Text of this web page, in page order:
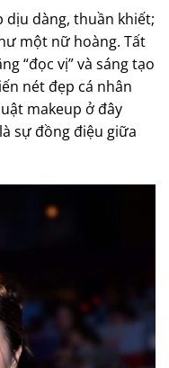
dịu dàng, thuần khiết;
một nữ hoàng. Tất
“đọc vị” và sáng tạo
nét đẹp cá nhân
makeup ở đây
sự đồng điệu giữa